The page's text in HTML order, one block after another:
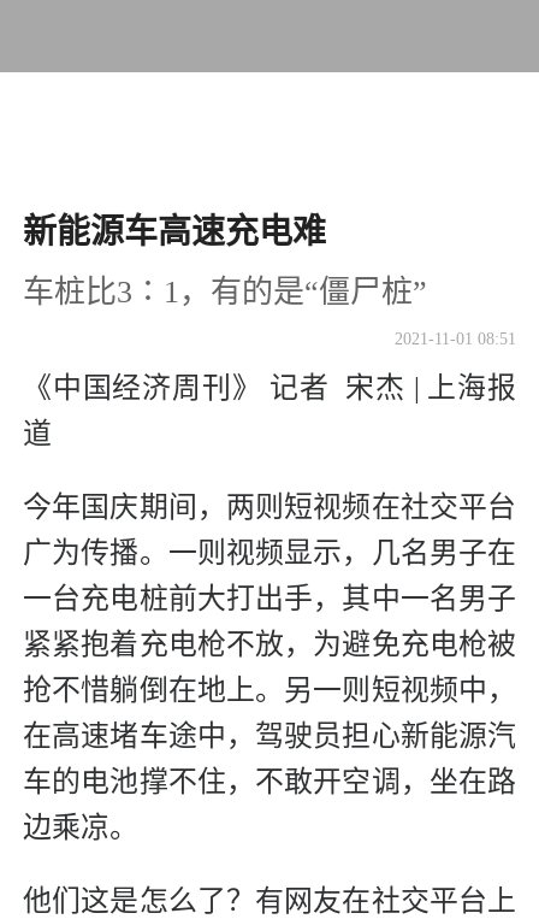
新能源车高速充电难
车桩比3∶1，有的是“僵尸桩”
2021-11-01 08:51
《中国经济周刊》 记者 宋杰 | 上海报
道
今年国庆期间，两则短视频在社交平台
广为传播。一则视频显示，几名男子在
一台充电桩前大打出手，其中一名男子
紧紧抱着充电枪不放，为避免充电枪被
抢不惜躺倒在地上。另一则短视频中，
在高速堵车途中，驾驶员担心新能源汽
车的电池撑不住，不敢开空调，坐在路
边乘凉。
他们这是怎么了？有网友在社交平台上